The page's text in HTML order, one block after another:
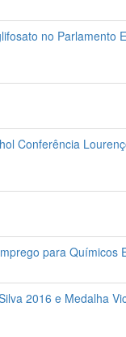
no Parlamento
Conferência
para Químicos
2016 e Medalha